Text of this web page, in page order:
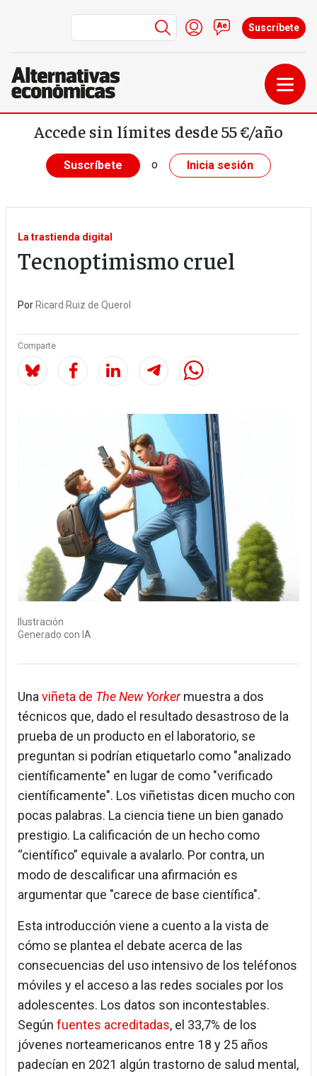
Pasar al contenido principal
Menú de cuenta de
Iniciar sesión
Contacto
Suscríbete
Accede sin límites desde 55 €/año
Suscríbete o Inicia sesión
La trastienda digital
Tecnoptimismo cruel
Por Ricard Ruiz de Querol
Comparte
Ilustración
Generado con IA
Unaviñeta de The New Yorkermuestra a dos
técnicos que, dado el resultado desastroso de la
prueba de un producto en el laboratorio, se
preguntan si podrían etiquetarlo como "analizado
científicamente" en lugar de como "verificado
científicamente". Los viñetistas dicen mucho con
pocas palabras. La ciencia tiene un bien ganado
prestigio. La calificación de un hecho como
“científico” equivale a avalarlo. Por contra, un
modo de descalificar una afirmación es
argumentar que "carece de base científica".
Esta introducción viene a cuento a la vista de
cómo se plantea el debate acerca de las
consecuencias del uso intensivo de los teléfonos
móviles y el acceso a las redes sociales por los
adolescentes. Los datos son incontestables.
Según fuentes acreditadas, el 33,7% de los
jóvenes norteamericanos entre 18 y 25 años
padecían en 2021 algún trastorno de salud mental,